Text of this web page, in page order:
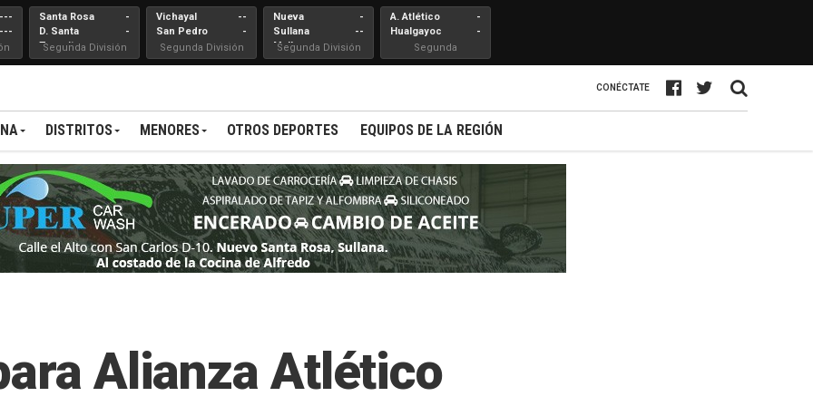
---
---
Santa Rosa
D. Santa
Teresita
-
-
Segunda División
Vichayal
San Pedro
--
-
Segunda División
Nueva
Sullana
Mallares
-
--
Segunda División
A. Atlético
Hualgayoc
-
-
Segunda
Profesional
CONÉCTATE
DISTRITOS MENORES OTROS DEPORTES EQUIPOS DE LA REGIÓN
Alianza Atlético